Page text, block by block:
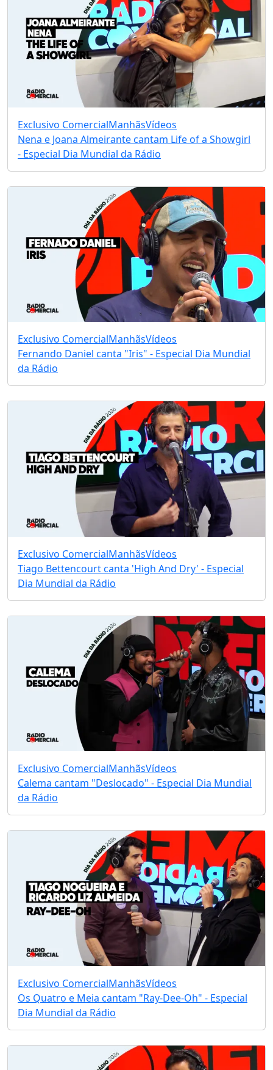
Exclusivo ComercialManhãsVídeos
Nena e Joana Almeirante cantam Life of a Showgirl
- Especial Dia Mundial da Rádio
Exclusivo ComercialManhãsVídeos
Fernando Daniel canta "Iris" - Especial Dia Mundial
da Rádio
Exclusivo ComercialManhãsVídeos
Tiago Bettencourt canta 'High And Dry' - Especial
Dia Mundial da Rádio
Exclusivo ComercialManhãsVídeos
Calema cantam "Deslocado" - Especial Dia Mundial
da Rádio
Exclusivo ComercialManhãsVídeos
Os Quatro e Meia cantam "Ray-Dee-Oh" - Especial
Dia Mundial da Rádio